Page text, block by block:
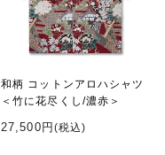
和柄 コットンアロハシャツ
＜竹に花尽くし/濃赤＞
27,500円 (税込)